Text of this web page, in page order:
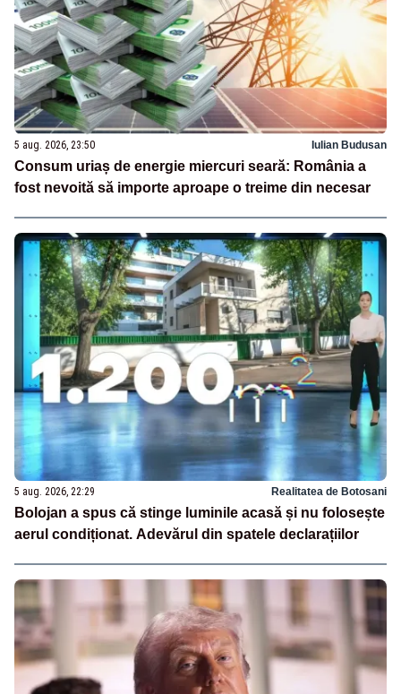
5 aug. 2026, 23:50 Iulian Budusan
Consum uriaș de energie miercuri seară: România a
fost nevoită să importe aproape o treime din necesar
5 aug. 2026, 22:29 Realitatea de Botosani
Bolojan a spus că stinge luminile acasă și nu folosește
aerul condiționat. Adevărul din spatele declarațiilor